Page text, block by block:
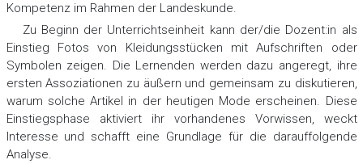
Kompetenz im Rahmen der Landeskunde.
Zu Beginn der Unterrichtseinheit kann der/die Dozent:in als
Einstieg Fotos von Kleidungsstücken mit Aufschriften oder
Symbolen zeigen. Die Lernenden werden dazu angeregt, ihre
ersten Assoziationen zu äußern und gemeinsam zu diskutieren,
warum solche Artikel in der heutigen Mode erscheinen. Diese
Einstiegsphase aktiviert ihr vorhandenes Vorwissen, weckt
Interesse und schafft eine Grundlage für die darauffolgende
Analyse.